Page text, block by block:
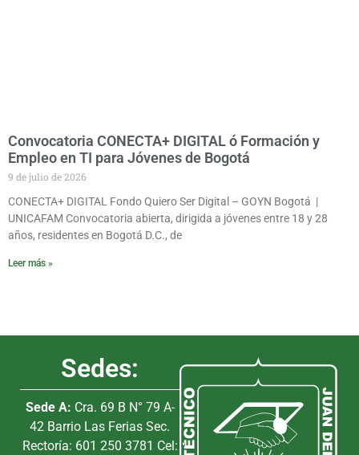
Convocatoria CONECTA+ DIGITAL ó Formación y
Empleo en TI para Jóvenes de Bogotá
9 de julio de 2026
CONECTA+ DIGITAL Fondo Quiero Ser Digital – GOYN Bogotá |
UNICAFAM Convocatoria abierta, dirigida a jóvenes entre 18 y 28
años, residentes en Bogotá D.C., de
Leer más »
Sedes:
Sede A: Cra. 69 B N° 79 A-
42 Barrio Las Ferias Sec.
Rectoría: 601 250 3781 Cel: